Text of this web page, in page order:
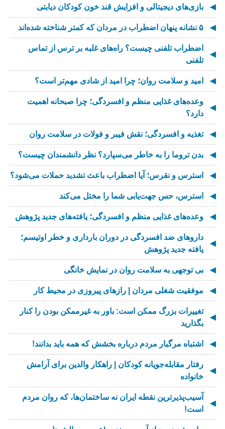
بازی‌های دیجیتالی و افزایش قند خون کودکان دیابتی
۵ نشانه پنهان اضطراب در مردان که کمتر شناخته شده‌اند
اضطراب تلفنی چیست؟ راه‌های غلبه بر ترس از تماس
تلفنی
امید و سلامت روان؛ چرا امید از شادی مهم‌تر است؟
وعده‌های غذایی منظم و افسردگی؛ چرا صبحانه اهمیت
دارد؟
تغذیه و افسردگی؛ نقش فیبر و فولات در سلامت روان
بدن تروما را به خاطر می‌سپارد؟ نظر دانشمندان چیست؟
استرس و نقرس؛ آیا اضطراب باعث تشدید حملات می‌شود؟
استرس، حس جهت‌یابی شما را مختل می‌کند
وعده‌های غذایی منظم و افسردگی؛ یافته‌های جدید پژوهش
داروهای ضد افسردگی در دوران بارداری و خطر اوتیسم؛
یافته جدید پژوهش
بی توجهی به سلامت روان در نمایش خانگی
موفقیت شغلی مردان | رازهای پیروزی در محیط کار
تغییرات بزرگ ممکن است: باور به غیرممکن بودن را کنار
بگذارید
اشتباه مرگبار مردم درباره بخشش که همه باید بدانند!
رفتار مقابله‌جویانه کودکان | راهکار والدین برای آرامش
خانواده
آسیب‌پذیرترین نقطه ایران نه ساختمان‌ها، که روان مردم
است!